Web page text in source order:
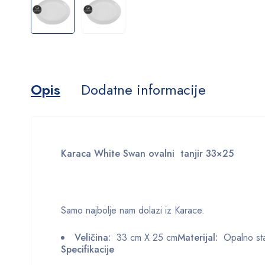
Opis Dodatne informacije
Karaca White Swan ovalni tanjir 33×25
Samo najbolje nam dolazi iz Karace.
Veličina: 33 cm X 25 cmMaterijal: Opalno
Specifikacije